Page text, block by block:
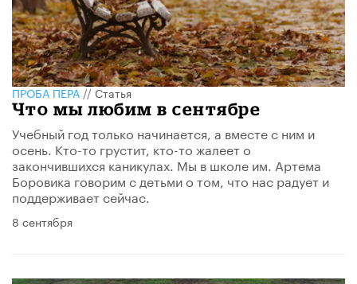
ПРОБА ПЕРА//Статья
Что мы любим в сентябре
Учебный год только начинается, а вместе с ним и
осень. Кто-то грустит, кто-то жалеет о
закончившихся каникулах. Мы в школе им. Артема
Боровика говорим с детьми о том, что нас радует и
поддерживает сейчас.
8 сентября